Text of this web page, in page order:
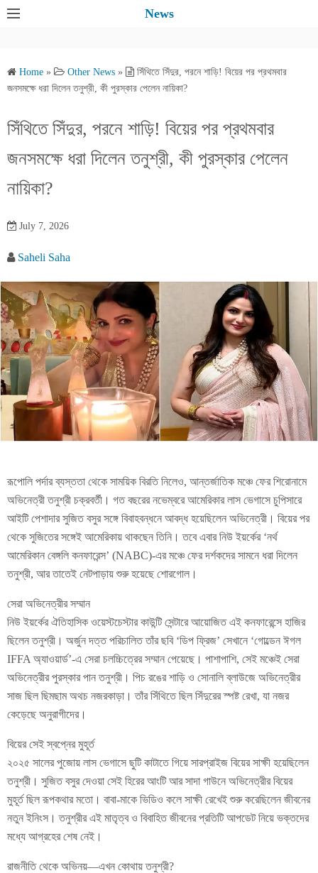
News
Home » Other News »
সিঁথিতে সিঁদুর, পরনে শাড়ি! বিয়ের পর প্রথমবার
জনসমক্ষে ধরা দিলেন তনুশ্রী, কী পুরস্কার পেলেন নায়িকা?
সিঁথিতে সিঁদুর, পরনে শাড়ি! বিয়ের পর প্রথমবার
জনসমক্ষে ধরা দিলেন তনুশ্রী, কী পুরস্কার পেলেন
নায়িকা?
July 7, 2026
Saheli Saha
রূপোলি পর্দার ব্যস্ততা থেকে সাময়িক বিরতি নিলেও, আন্তর্জাতিক মঞ্চে ফের শিরোনামে
অভিনেত্রী তনুশ্রী চক্রবর্তী। গত বছরের নভেম্বরে আমেরিকার লাস ভেগাসে চুপিসারে
আইটি পেশাদার সুজিত বসুর সঙ্গে বিবাহবন্ধনে আবদ্ধ হয়েছিলেন অভিনেত্রী। বিয়ের পর
থেকে সুজিতের সঙ্গেই আমেরিকায় থাকছেন তিনি। তবে এবার নিউ ইয়র্কের ‘নর্থ
আমেরিকান বেঙ্গলি কনফারেন্স’ (NABC)-এর মঞ্চে ফের দর্শকদের সামনে ধরা দিলেন
তনুশ্রী, আর তাতেই নেটপাড়ায় শুরু হয়েছে শোরগোল।
সেরা অভিনেত্রীর সম্মান
নিউ ইয়র্কের ঐতিহাসিক ওয়েস্টচেস্টার কাউন্টি সেন্টারে আয়োজিত এই কনফারেন্সে হাজির
ছিলেন তনুশ্রী। অর্জুন দত্ত পরিচালিত তাঁর ছবি ‘ডিপ ফ্রিজ’ সেখানে ‘গোল্ডেন ঈগল
IFFA অ্যাওয়ার্ড’-এ সেরা চলচ্চিত্রের সম্মান পেয়েছে। পাশাপাশি, সেই মঞ্চেই সেরা
অভিনেত্রীর পুরস্কার পান তনুশ্রী। পিচ রঙের শাড়ি ও সোনালি ব্লাউজে অভিনেত্রীর
সাজ ছিল ছিমছাম অথচ নজরকাড়া। তাঁর সিঁথিতে ছিল সিঁদুরের স্পষ্ট রেখা, যা নজর
কেড়েছে অনুরাগীদের।
বিয়ের সেই স্বপ্নের মুহূর্ত
২০২৫ সালের পুজোয় লাস ভেগাসে ছুটি কাটাতে গিয়ে সারপ্রাইজ বিয়ের সাক্ষী হয়েছিলেন
তনুশ্রী। সুজিত বসুর দেওয়া সেই হিরের আংটি আর সাদা গাউনে অভিনেত্রীর বিয়ের
মুহূর্ত ছিল রূপকথার মতো। বাবা-মাকে ভিডিও কলে সাক্ষী রেখেই শুরু করেছিলেন জীবনের
নতুন ইনিংস। তনুশ্রীর এই মাতৃত্ব ও বিবাহিত জীবনের প্রতিটি আপডেট নিয়ে ভক্তদের
মধ্যে আগ্রহের শেষ নেই।
রাজনীতি থেকে অভিনয়—এখন কোথায় তনুশ্রী?